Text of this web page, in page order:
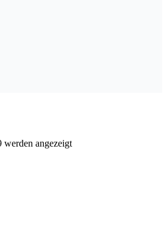
werden angezeigt